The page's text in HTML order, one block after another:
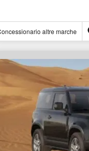
altre marche